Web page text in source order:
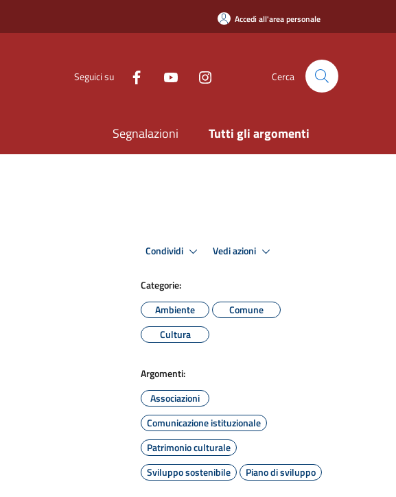
Accedi all'area personale
Seguici su Cerca
Segnalazioni Tutti gli argomenti
Condividi Vedi azioni
Categorie:
Ambiente
Comune
Cultura
Argomenti:
Associazioni
Comunicazione istituzionale
Patrimonio culturale
Sviluppo sostenibile
Piano di sviluppo